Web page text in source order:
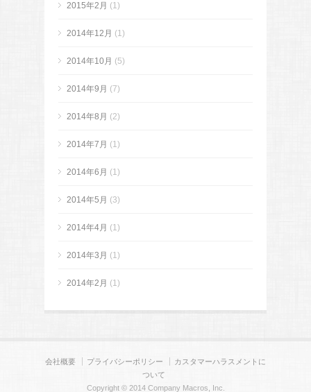
2015年2月 (1)
2014年12月 (1)
2014年10月 (5)
2014年9月 (7)
2014年8月 (2)
2014年7月 (1)
2014年6月 (1)
2014年5月 (3)
2014年4月 (1)
2014年3月 (1)
2014年2月 (1)
会社概要 プライバシーポリシー
カスタマーハラスメントに
ついて
Copyright © 2014 Company Macros, Inc.